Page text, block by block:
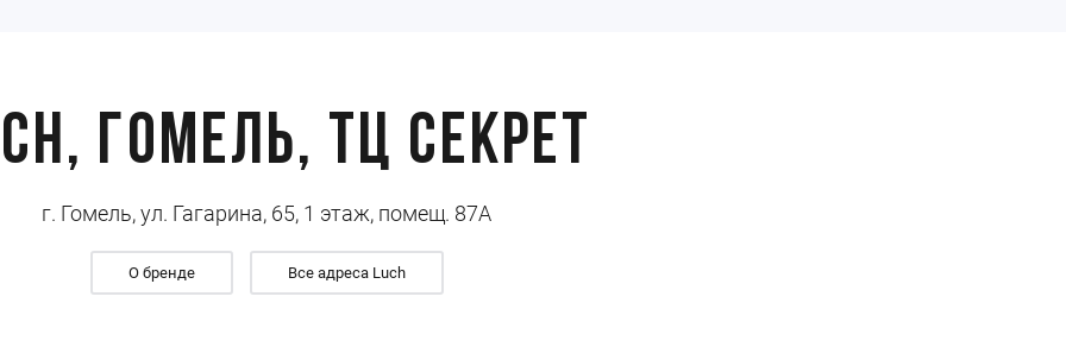
Гомель, ТЦ Секрет
г. Гомель, ул. Гагарина, 65, 1 этаж, помещ. 87А
О бренде Все адреса Luch